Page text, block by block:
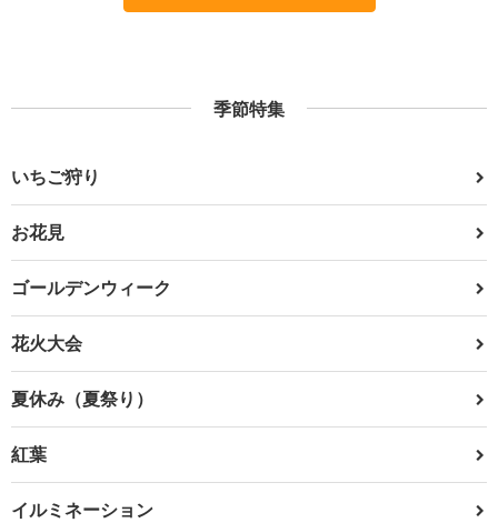
季節特集
いちご狩り
お花見
ゴールデンウィーク
花火大会
夏休み（夏祭り）
紅葉
イルミネーション